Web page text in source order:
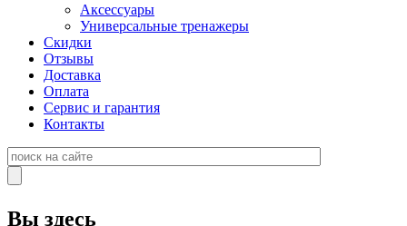
Аксессуары
Универсальные тренажеры
Скидки
Отзывы
Доставка
Оплата
Сервис и гарантия
Контакты
Вы здесь